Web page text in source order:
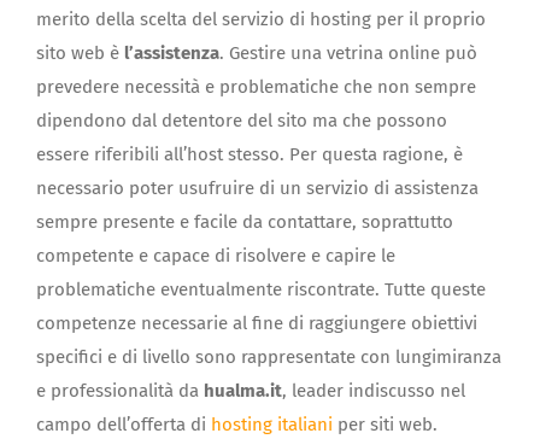
merito della scelta del servizio di hosting per il proprio
sito web è l’assistenza. Gestire una vetrina online può
prevedere necessità e problematiche che non sempre
dipendono dal detentore del sito ma che possono
essere riferibili all’host stesso. Per questa ragione, è
necessario poter usufruire di un servizio di assistenza
sempre presente e facile da contattare, soprattutto
competente e capace di risolvere e capire le
problematiche eventualmente riscontrate. Tutte queste
competenze necessarie al fine di raggiungere obiettivi
specifici e di livello sono rappresentate con lungimiranza
e professionalità da hualma.it, leader indiscusso nel
campo dell’offerta di hosting italiani per siti web.